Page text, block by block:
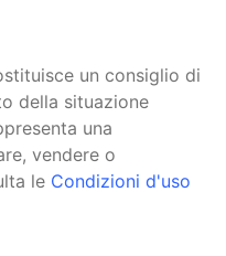
un consiglio di
della situazione
una
vendere o
le Condizioni d'uso